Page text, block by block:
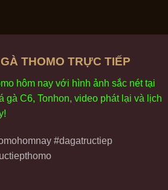
THOMO TRỰC TIẾP
hôm nay với hình ảnh sắc néttại
gà C6, Tonhon, video phátl ại và ịch
!
#dagatructiep